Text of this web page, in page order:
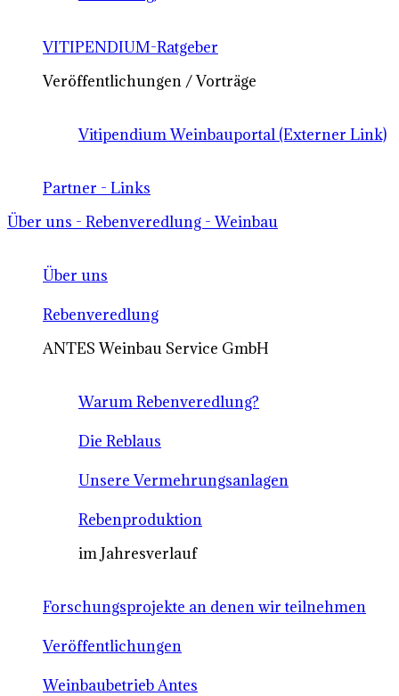
VITIPENDIUM-Ratgeber
Veröffentlichungen / Vorträge
Vitipendium Weinbauportal (Externer Link)
Partner - Links
Über uns - Rebenveredlung - Weinbau
Über uns
Rebenveredlung
ANTES Weinbau Service GmbH
Warum Rebenveredlung?
Die Reblaus
Unsere Vermehrungsanlagen
Rebenproduktion
im Jahresverlauf
Forschungsprojekte an denen wir teilnehmen
Veröffentlichungen
Weinbaubetrieb Antes